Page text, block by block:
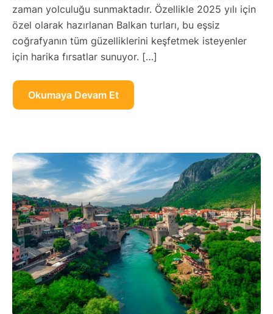
zaman yolculuğu sunmaktadır. Özellikle 2025 yılı için
özel olarak hazırlanan Balkan turları, bu eşsiz
coğrafyanın tüm güzelliklerini keşfetmek isteyenler
için harika fırsatlar sunuyor. […]
Okumaya Devam Et